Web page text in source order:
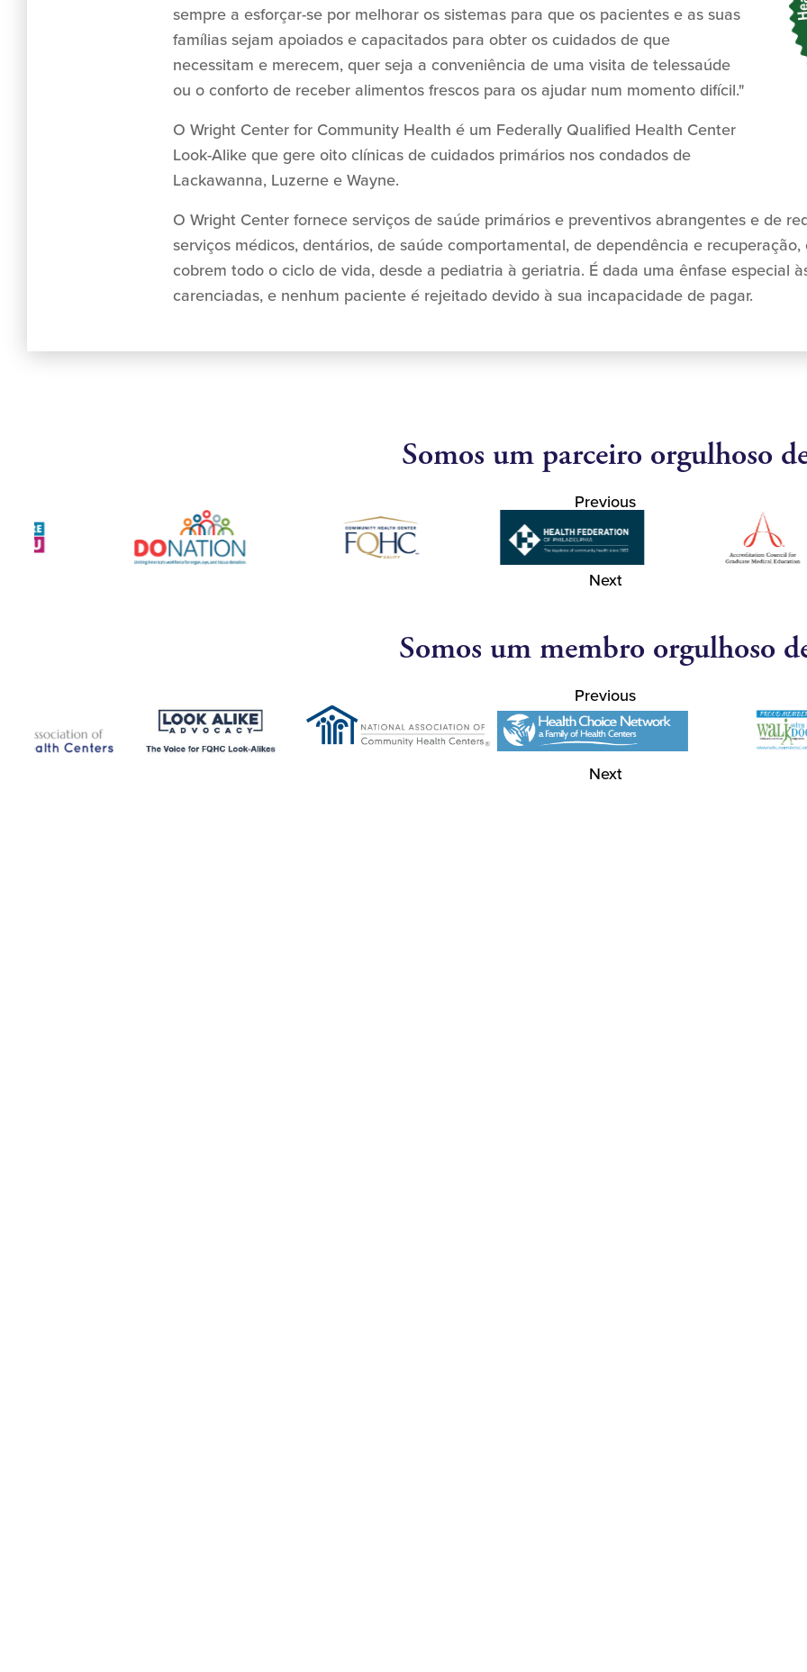
sempre a esforçar-se por melhorar os sistemas para que os pacientes e as suas
famílias sejam apoiados e capacitados para obter os cuidados de que
necessitam e merecem, quer seja a conveniência de uma visita de telessaúde
ou o conforto de receber alimentos frescos para os ajudar num momento difícil."
O Wright Center for Community Health é um Federally Qualified Health Center
Look-Alike que gere oito clínicas de cuidados primários nos condados de
Lackawanna, Luzerne e Wayne.
O Wright Center fornece serviços de saúde primários e preventivos abrangentes e de
serviços médicos, dentários, de saúde comportamental, de dependência e
cobrem todo o ciclo de vida, desde a pediatria à geriatria. É dada uma ênfase especial
carenciadas, e nenhum paciente é rejeitado devido à sua incapacidade de pagar.
Somos um parceiro orgulhoso
Previous
Next
Somos um membro orgulhoso
Previous
Next